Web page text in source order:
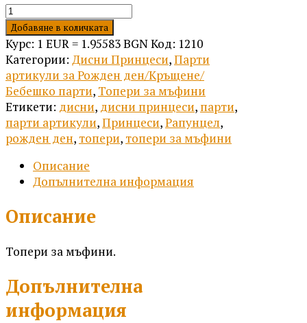
количество
за
Топери
Рапунцел
-
6
бр.
Добавяне в количката
Курс: 1 EUR = 1.95583 BGNКод: 1210
Категории: Дисни Принцеси,Парти
артикули за Рожден ден/Кръщене/
Бебешко парти, Топери за мъфини
Етикети: дисни, дисни принцеси, парти,
парти артикули,Принцеси,Рапунцел,
рожден ден, топери, топери за мъфини
Описание
Допълнителна информация
Описание
Топери за мъфини.
Допълнителна
информация